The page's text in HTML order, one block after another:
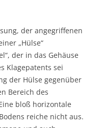
der angegriffenen
„Hülse“
der in das Gehäuse
Klagepatents sei
der Hülse gegenüber
Bereich des
bloß horizontale
reiche nicht aus.